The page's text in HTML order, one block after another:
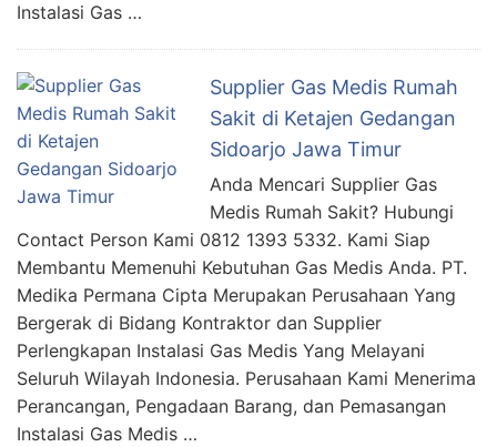
Instalasi Gas …
Supplier Gas Medis Rumah
Sakit di Ketajen Gedangan
Sidoarjo Jawa Timur
Anda Mencari Supplier Gas
Medis Rumah Sakit? Hubungi
Contact Person Kami 0812 1393 5332. Kami Siap
Membantu Memenuhi Kebutuhan Gas Medis Anda. PT.
Medika Permana Cipta Merupakan Perusahaan Yang
Bergerak di Bidang Kontraktor dan Supplier
Perlengkapan Instalasi Gas Medis Yang Melayani
Seluruh Wilayah Indonesia. Perusahaan Kami Menerima
Perancangan, Pengadaan Barang, dan Pemasangan
Instalasi Gas Medis …